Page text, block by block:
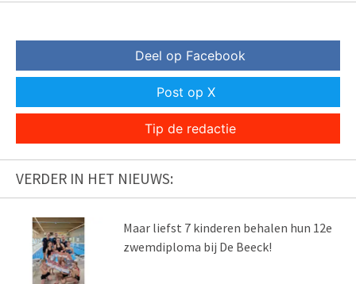
Deel op Facebook
Post op X
Tip de redactie
VERDER IN HET NIEUWS:
Maar liefst 7 kinderen behalen hun 12e
zwemdiploma bij De Beeck!